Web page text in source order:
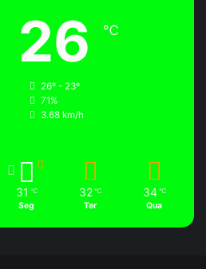
26 ℃
26º - 23º
71%
3.68 km/h
31 ℃
Seg
32 ℃
Ter
34 ℃
Qua